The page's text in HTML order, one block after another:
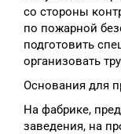
со стороны
по пожарной
подготовить
организовать
Основания для
На фабрике,
заведения, на